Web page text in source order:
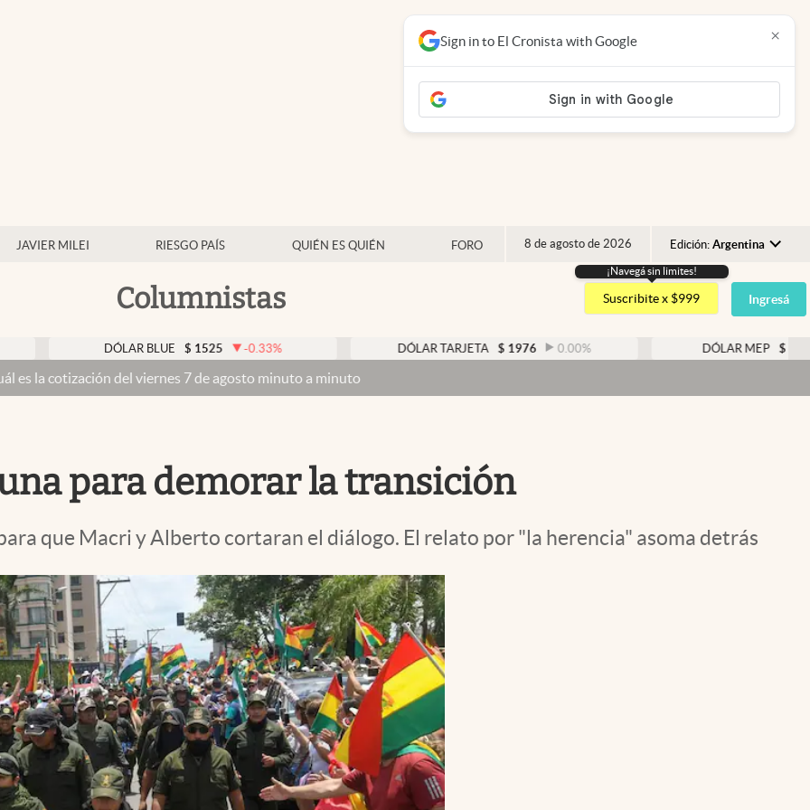
JAVIER MILEI RIESGO PAÍS QUIÉN ES QUIÉN FORO 8 de agosto de 2026 Edición: Argentina
Argentina
España
USA
Columnistas
¡Navegá sin limites!
Suscribite x $999 Ingresá
DÓLAR BLUE $ 1525 -0.33% DÓLAR TARJETA $ 1976 0.00% DÓLAR MEP $ 1526,03
del viernes 7 de agosto minuto a minuto
Sign in to El Cronista with Google ×
para demorar la transición
que Macri y Alberto cortaran el diálogo. El relato por "la herencia" asoma detrás